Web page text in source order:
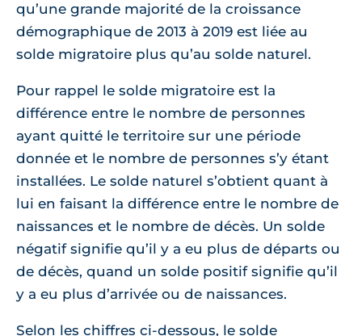
qu’une grande majorité de la croissance
démographique de 2013 à 2019 est liée au
solde migratoire plus qu’au solde naturel.
Pour rappel le solde migratoire est la
différence entre le nombre de personnes
ayant quitté le territoire sur une période
donnée et le nombre de personnes s’y étant
installées. Le solde naturel s’obtient quant à
lui en faisant la différence entre le nombre de
naissances et le nombre de décès. Un solde
négatif signifie qu’il y a eu plus de départs ou
de décès, quand un solde positif signifie qu’il
y a eu plus d’arrivée ou de naissances.
Selon les chiffres ci-dessous, le solde